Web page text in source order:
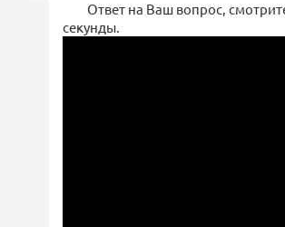
Ответ на Ваш вопрос,
секунды.